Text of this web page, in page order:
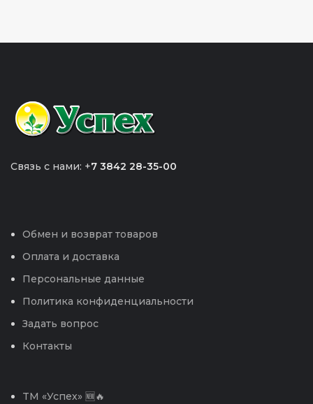
Связь с нами: +7 3842 28-35-00
Обмен и возврат товаров
Оплата и доставка
Персональные данные
Политика конфиденциальности
Задать вопрос
Контакты
TM «Успех» 🆕🔥